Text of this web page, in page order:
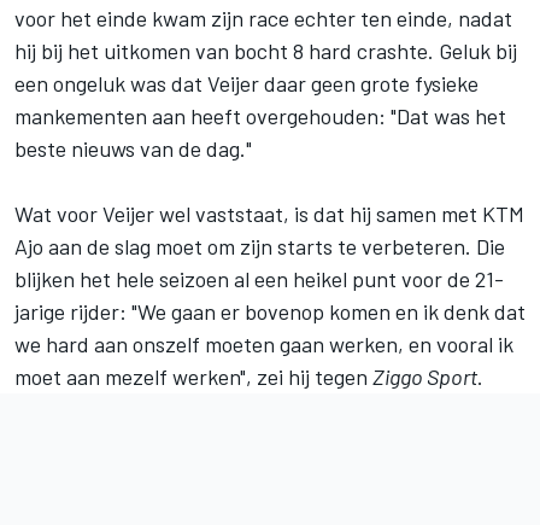
voor het einde kwam zijn race echter ten einde, nadat
hij bij het uitkomen van bocht 8 hard crashte. Geluk bij
een ongeluk was dat Veijer daar geen grote fysieke
mankementen aan heeft overgehouden: "Dat was het
beste nieuws van de dag."
Wat voor Veijer wel vaststaat, is dat hij samen met KTM
Ajo aan de slag moet om zijn starts te verbeteren. Die
blijken het hele seizoen al een heikel punt voor de 21-
jarige rijder: "We gaan er bovenop komen en ik denk dat
we hard aan onszelf moeten gaan werken, en vooral ik
moet aan mezelf werken", zei hij tegen Ziggo Sport.